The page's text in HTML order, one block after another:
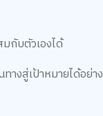
กับตัวเองได้
างสู่เป้าหมายได้อย่าง